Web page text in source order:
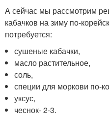
А сейчас мы рассмотрим
кабачков на зиму по-
потребуется:
сушеные кабачки,
масло растительное,
соль,
специи для моркови по-
уксус,
чеснок- 2-3.